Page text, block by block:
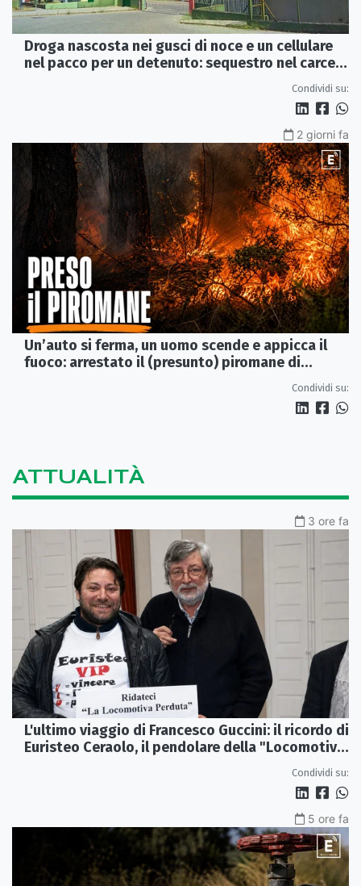
Droga nascosta nei gusci di noce e un cellulare
nel pacco per un detenuto: sequestro nel carcere
Condividi su:
2 giorni fa
Un’auto si ferma, un uomo scende e appicca il
fuoco: arrestato il (presunto) piromane di
Condividi su:
ATTUALITÀ
3 ore fa
L'ultimo viaggio di Francesco Guccini: il ricordo di
Euristeo Ceraolo, il pendolare della "Locomotiva
Condividi su:
5 ore fa